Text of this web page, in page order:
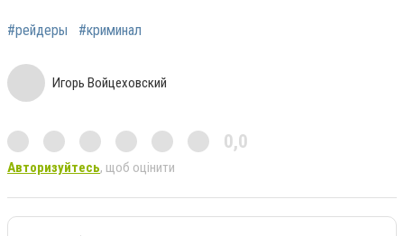
#рейдеры #криминал
Игорь Войцеховский
0,0
Авторизуйтесь, щоб оцінити